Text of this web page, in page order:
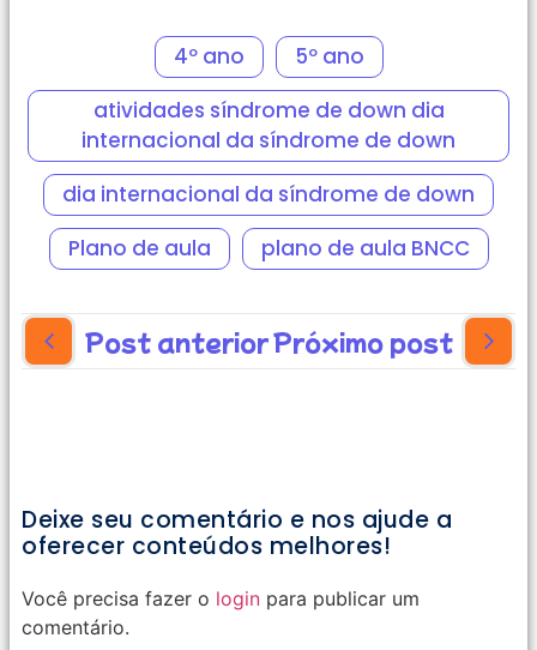
4º ano
5º ano
atividades síndrome de down dia
internacional da síndrome de down
dia internacional da síndrome de down
Plano de aula
plano de aula BNCC
Post anteriorPróximo post
Deixe seu comentário e nos ajude a
oferecer conteúdos melhores!
Você precisa fazer o login para publicar um
comentário.